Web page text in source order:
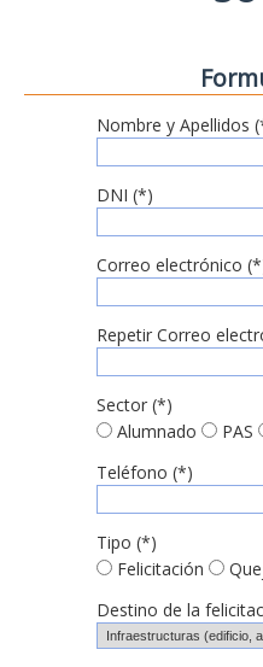
Nombre y Apellidos
DNI (*)
Correo electrónico
Repetir Correo
Sector (*)
Alumnado
PAS
Teléfono (*)
Tipo (*)
Felicitación
Destino de la